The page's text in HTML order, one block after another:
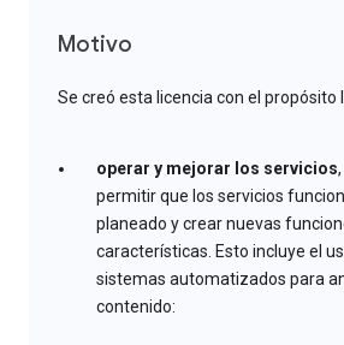
Motivo
Se creó esta licencia con el propósito
operar y mejorar los servicios
permitir que los servicios
planeado y crear nuevas
características. Esto incluye el
sistemas automatizados para
contenido: